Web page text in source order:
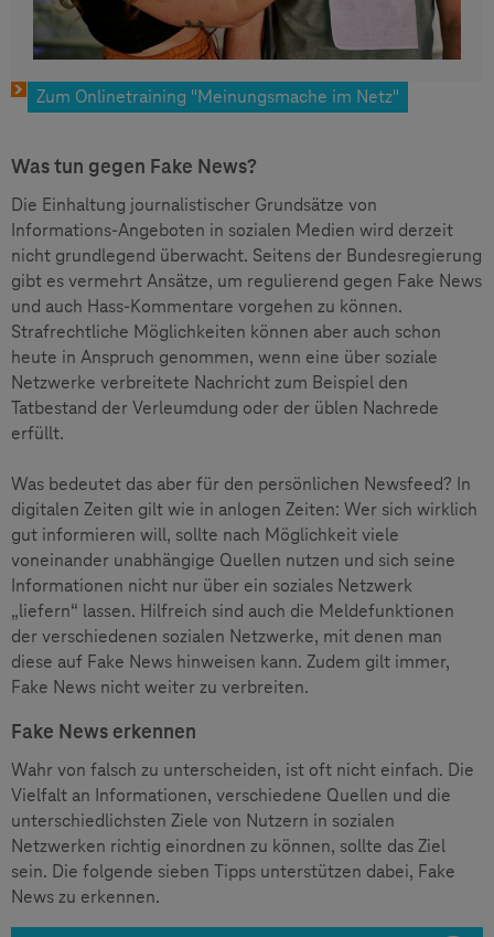
Zum Onlinetraining "Meinungsmache im Netz"
Was tun gegen Fake News?
Die Einhaltung journalistischer Grundsätze von
Informations-Angeboten in sozialen Medien wird derzeit
nicht grundlegend überwacht. Seitens der Bundesregierung
gibt es vermehrt Ansätze, um regulierend gegen Fake News
und auch Hass-Kommentare vorgehen zu können.
Strafrechtliche Möglichkeiten können aber auch schon
heute in Anspruch genommen, wenn eine über soziale
Netzwerke verbreitete Nachricht zum Beispiel den
Tatbestand der Verleumdung oder der üblen Nachrede
erfüllt.
Was bedeutet das aber für den persönlichen Newsfeed? In
digitalen Zeiten gilt wie in anlogen Zeiten: Wer sich wirklich
gut informieren will, sollte nach Möglichkeit viele
voneinander unabhängige Quellen nutzen und sich seine
Informationen nicht nur über ein soziales Netzwerk
„liefern“ lassen. Hilfreich sind auch die Meldefunktionen
der verschiedenen sozialen Netzwerke, mit denen man
diese auf Fake News hinweisen kann. Zudem gilt immer,
Fake News nicht weiter zu verbreiten.
Fake News erkennen
Wahr von falsch zu unterscheiden, ist oft nicht einfach. Die
Vielfalt an Informationen, verschiedene Quellen und die
unterschiedlichsten Ziele von Nutzern in sozialen
Netzwerken richtig einordnen zu können, sollte das Ziel
sein. Die folgende sieben Tipps unterstützen dabei, Fake
News zu erkennen.